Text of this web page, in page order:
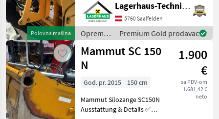
Polovna mašina
bekanntzugeben, um
ausreichend Zeit für die
Beratung und eventuell
einer Probefahrt für Sie zu
rese
Lagerhaus-Technik Saalfelden
5760 Saalfelden
Oprema
za
hranidbu
životinja /
Mammut
Premium Gold prodavac
Mammut SC 150
N
1.900
€
sa PDV-om
1.681,42 €
neto
God. pr. 2015
150 cm
Mammut Silozange SC150N
Ausstattung & Details ✅